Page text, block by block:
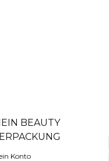
BEAUTY
Konto